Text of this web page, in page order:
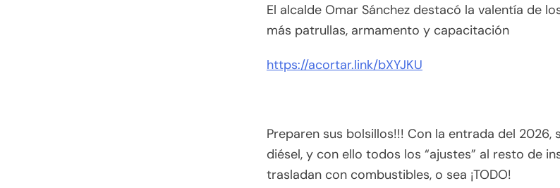
El alcalde Omar Sánchez destacó la valentía de
más patrullas, armamento y capacitación
https://acortar.link/bXYJKU
Preparen sus bolsillos!!! Con la entrada del 2026,
diésel, y con ello todos los “ajustes” al resto de
trasladan con combustibles, o sea ¡TODO!